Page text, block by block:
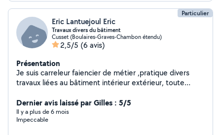
Particulier
Eric Lantuejoul Eric
Travaux divers du bâtiment
Cusset (Boulaires-Graves-Chambon étendu)
2,5/5 (6 avis)
Présentation
Je suis carreleur faiencier de métier ,pratique divers
travaux liées au bâtiment intérieur extérieur, toute
debroussailleuse),puis divers travaux bricolage...etc...
Dernier avis laissé par Gilles : 5/5
Il y a plus de 6 mois
Impeccable